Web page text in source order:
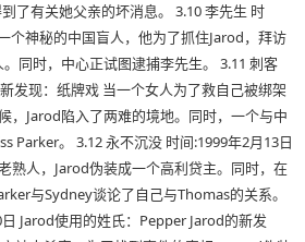
了有关她父亲的坏消息。 3.10 李先生 时
个神秘的中国盲人，他为了抓住Jarod，拜访
同时，中心正试图逮捕李先生。 3.11 刺客
发现：纸牌戏 当一个女人为了救自己被绑架
，Jarod陷入了两难的境地。同时，一个与中
Parker。 3.12 永不沉没 时间:1999年2月13日
熟人，Jarod伪装成一个高利贷主。同时，在
与Sydney谈论了自己与Thomas的关系。
Jarod使用的姓氏：Pepper Jarod的新发